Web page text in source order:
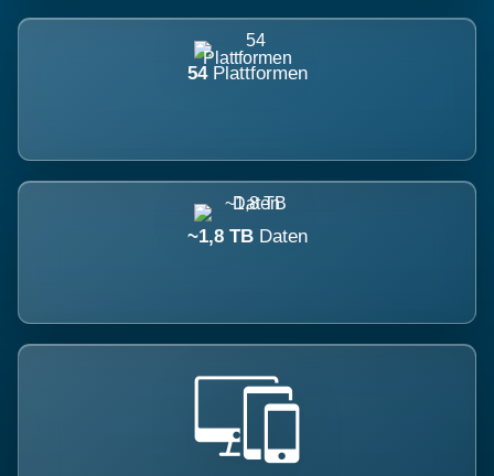
54 Plattformen
~1,8 TB Daten